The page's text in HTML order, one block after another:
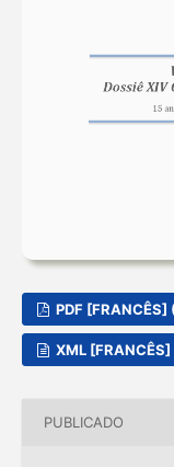
PDF [FRANCÊS]
XML
PUBLICADO